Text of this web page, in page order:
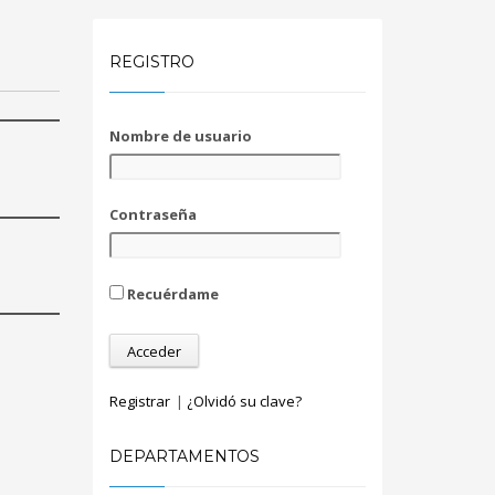
REGISTRO
Nombre de usuario
Contraseña
Recuérdame
Registrar | ¿Olvidó su clave?
DEPARTAMENTOS